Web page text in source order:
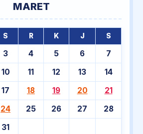
MARET
S R K J S
3 4 5 6
7
10 11 12 13
14
17 18 19 20
21
24 25 26 27
28
31